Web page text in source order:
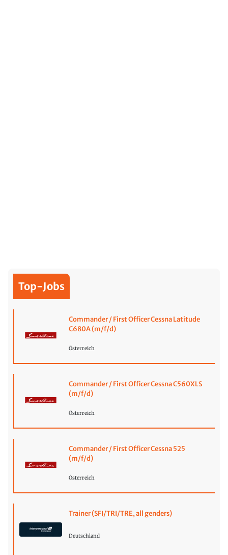
Top-Jobs
Commander / First Officer Cessna Latitude
C680A (m/f/d)
Österreich
Commander / First Officer Cessna C560XLS
(m/f/d)
Österreich
Commander / First Officer Cessna 525
(m/f/d)
Österreich
Trainer (SFI/TRI/TRE, all genders)
Deutschland